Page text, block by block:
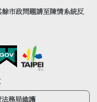
市政問題請至陳情系統反
務局維護